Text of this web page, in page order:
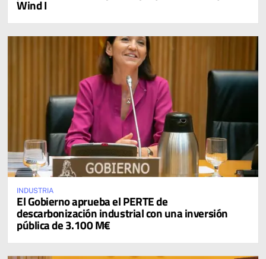
Wind I
INDUSTRIA
El Gobierno aprueba el PERTE de
descarbonización industrial con una inversión
pública de 3.100 M€